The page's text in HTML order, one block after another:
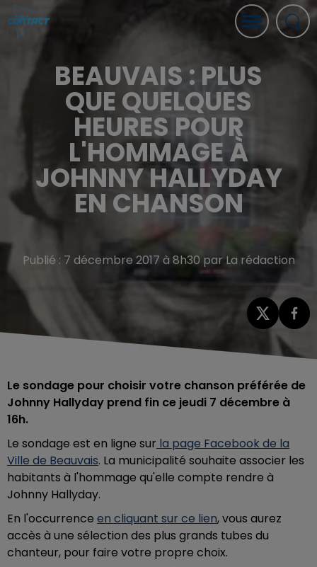
BEAUVAIS : PLUS
QUE QUELQUES
HEURES POUR
L'HOMMAGE À
JOHNNY HALLYDAY
EN CHANSON
Publié : 7 décembre 2017 à 8h30 par La rédaction
Le sondage pour choisir votre chanson préférée de
Johnny Hallyday prend fin ce jeudi 7 décembre à
16h.
Le sondage est en ligne sur la page Facebook de la
Ville de Beauvais. La municipalité souhaite associer les
habitants à l'hommage qu'elle compte rendre à
Johnny Hallyday.
En l'occurrence en cliquant sur ce lien, vous aurez
accès à une sélection des plus grands tubes du
chanteur, pour faire votre propre choix.